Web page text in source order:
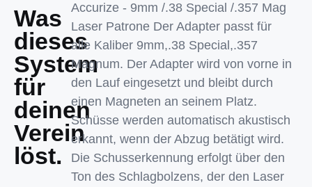
Was
dieses
System
für
deinen
Verein
löst.
Accurize - 9mm /.38 Special /.357 Mag
Laser Patrone Der Adapter passt für
alle Kaliber 9mm,.38 Special,.357
Magnum. Der Adapter wird von vorne in
den Lauf eingesetzt und bleibt durch
einen Magneten an seinem Platz.
Schüsse werden automatisch akustisch
erkannt, wenn der Abzug betätigt wird.
Die Schusserkennung erfolgt über den
Ton des Schlagbolzens, der den Laser